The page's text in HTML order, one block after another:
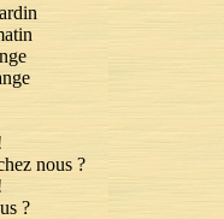
nous ?
?